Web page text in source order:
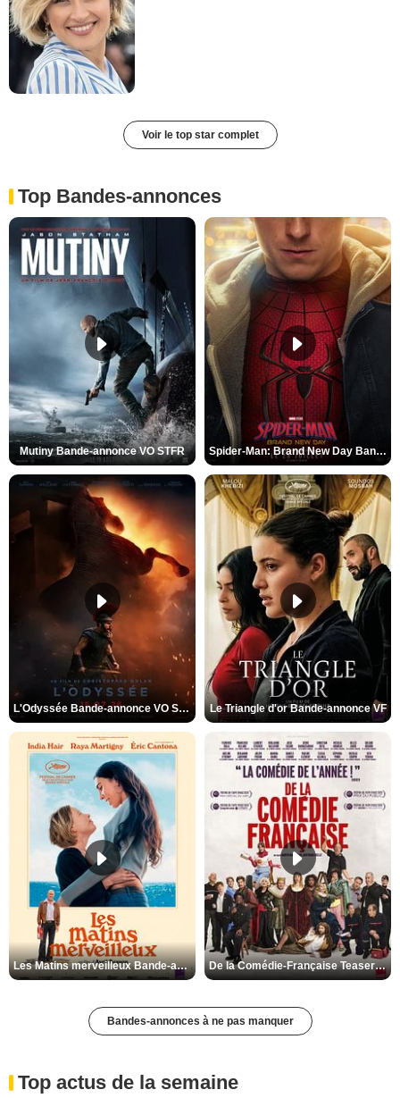
Voir le top star complet
Top Bandes-annonces
Mutiny Bande-annonce VO STFR Spider-Man: Brand New Day Bande-annonce VO STFR
L'Odyssée Bande-annonce VO STFR Le Triangle d'or Bande-annonce VF
Les Matins merveilleux Bande-annonce VF De la Comédie-Française Teaser VF
Bandes-annonces à ne pas manquer
Top actus de la semaine